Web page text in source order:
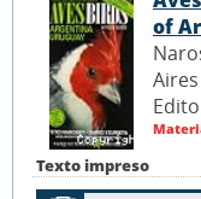
Texto impreso
of